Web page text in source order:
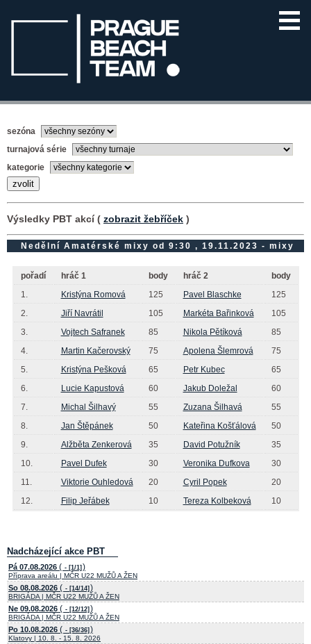
sezóna
turnajová série
kategorie
Výsledky PBT akcí ( zobrazit žebříček )
Nedělní Amatérské mixy od 9:30 , 19.11.2023 - mixy
pořadí hráč 1 body hráč 2
body
1.
Kristýna Romová 125 Pavel Blaschke
125
2.
Jiří Navrátil 105 Markéta Bařinková
105
3.
Vojtech Safranek 85 Nikola Pětíková
85
4.
Martin Kačerovský 75 Apolena Šlemrová
75
5.
Kristýna Pešková 65 Petr Kubec
65
6.
Lucie Kapustová 60 Jakub Doležal
60
7.
Michal Šilhavý 55 Zuzana Šilhavá
55
8.
Jan Štěpánek 50 Kateřina Košťálová
50
9.
Alžběta Zenkerová 35 David Potužník
35
10.
Pavel Dufek 30 Veronika Dufkova
30
11.
Viktorie Ouhledová 20 Cyril Popek
20
12.
Filip Jeřábek 10 Tereza Kolbeková 10
Nadcházející akce PBT
Pá 07.08.2026 ( - [1/1] )
Příprava areálu | MČR U22 MUŽŮ A ŽEN
So 08.08.2026 ( - [14/14] )
BRIGÁDA | MČR U22 MUŽŮ A ŽEN
Ne 09.08.2026 ( - [12/12] )
BRIGÁDA | MČR U22 MUŽŮ A ŽEN
Po 10.08.2026 ( - [36/36] )
Klatovy | 10. 8. - 15. 8. 2026